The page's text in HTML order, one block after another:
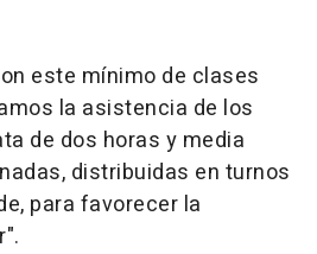
este mínimo de clases
la asistencia de los
de dos horas y media
distribuidas en turnos
para favorecer la